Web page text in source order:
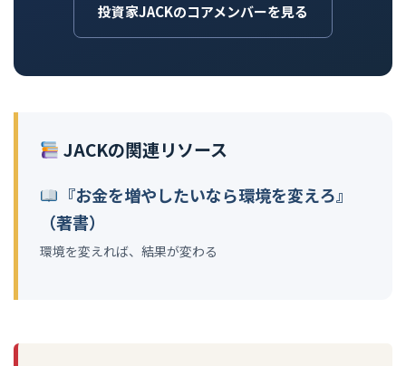
投資家JACKのコアメンバーを見る
JACKの関連リソース
『お金を増やしたいなら環境を変えろ』
（著書）
環境を変えれば、結果が変わる